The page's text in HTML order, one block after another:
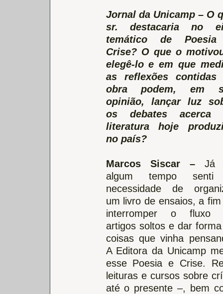
Jornal da Unicamp – O
sr. destacaria no
temático de
Crise? O que o
elegê-lo e em que
as reflexões contidas
obra podem, em
opinião, lançar luz
os debates acerca
literatura hoje
no país?
Marcos Siscar –Já
algum tempo
necessidade de
um livro de ensaios, a
interromper o fluxo
artigos soltos e dar
coisas que vinha
A Editora da Unicamp
esse Poesia e Crise.
leituras e cursos sobre
até o presente –, bem